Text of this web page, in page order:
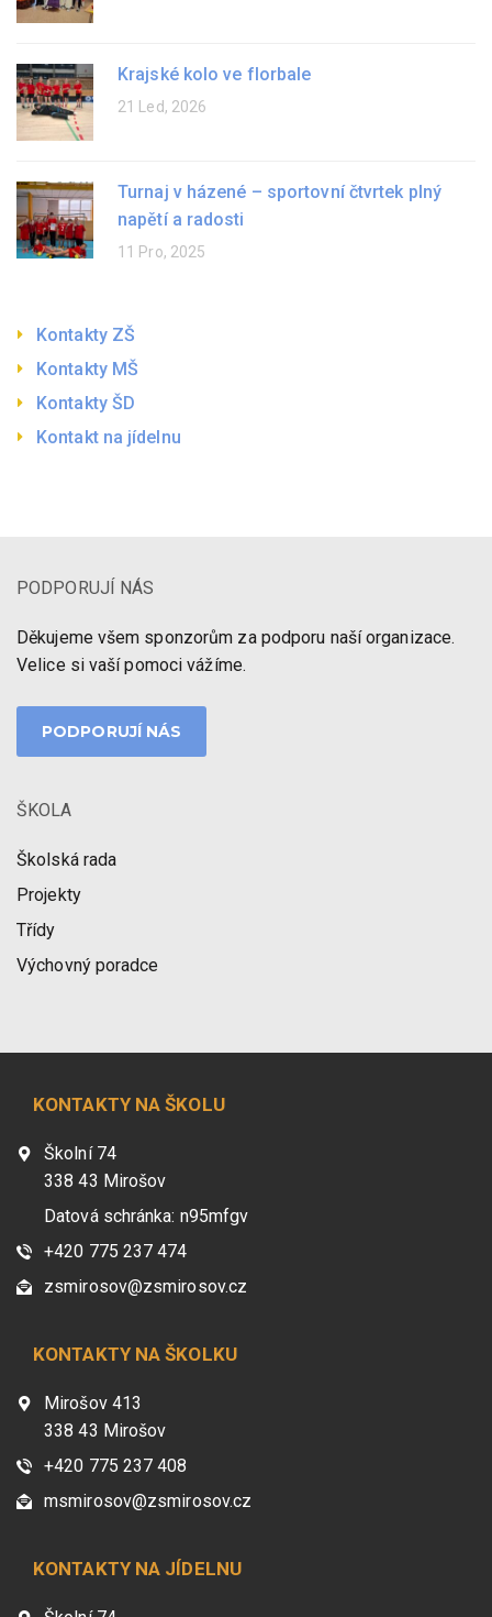
Krajské kolo ve florbale
21 Led, 2026
Turnaj v házené – sportovní čtvrtek plný
napětí a radosti
11 Pro, 2025
Kontakty ZŠ
Kontakty MŠ
Kontakty ŠD
Kontakt na jídelnu
PODPORUJÍ NÁS
Děkujeme všem sponzorům za podporu naší organizace.
Velice si vaší pomoci vážíme.
PODPORUJÍ NÁS
ŠKOLA
Školská rada
Projekty
Třídy
Výchovný poradce
KONTAKTY NA ŠKOLU
Školní 74
338 43 Mirošov
Datová schránka: n95mfgv
+420 775 237 474
zsmirosov@zsmirosov.cz
KONTAKTY NA ŠKOLKU
Mirošov 413
338 43 Mirošov
+420 775 237 408
msmirosov@zsmirosov.cz
KONTAKTY NA JÍDELNU